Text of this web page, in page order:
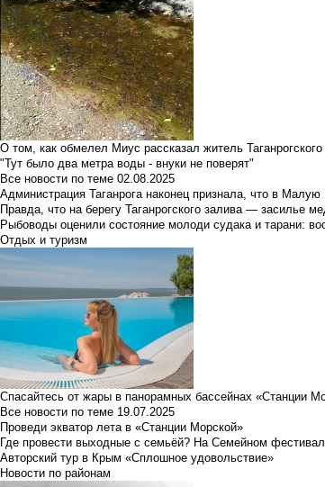
О том, как обмелел Миус рассказал житель Таганрогского
"Тут было два метра воды - внуки не поверят"
Все новости по теме 02.08.2025
Администрация Таганрога наконец признала, что в
Правда, что на берегу Таганрогского залива — засилье
Рыбоводы оценили состояние молоди судака и тарани:
Отдых и туризм
Спасайтесь от жары в панорамных бассейнах «Станции
Все новости по теме 19.07.2025
Проведи экватор лета в «Станции Морской»
Где провести выходные с семьёй? На Семейном
Авторский тур в Крым «Сплошное удовольствие»
Новости по районам